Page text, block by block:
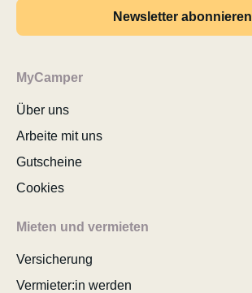
Newsletter abonnieren
MyCamper
Über uns
Arbeite mit uns
Gutscheine
Cookies
Mieten und vermieten
Versicherung
Vermieter:in werden